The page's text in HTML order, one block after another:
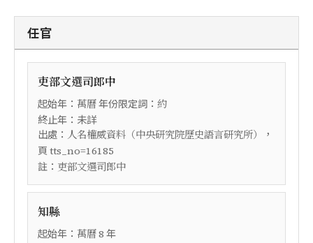
任官
吏部文選司郎中
起始年： 萬曆年份限定詞： 約
終止年：未詳
出處： 人名權威資料（中央研究院歷史語言研究所）
，
頁 tts_no=16185
註： 吏部文選司郎中
知縣
起始年： 萬曆8 年